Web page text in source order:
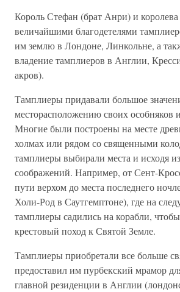
Король Стефан (брат Анри) и
величайшими благодетелями
им землю в Лондоне, Линкольне, а
владение тамплиеров в Англии,
акров).
Тамплиеры придавали большое
месторасположению своих особняков
Многие были построены на месте
холмах или рядом со священными
тамплиеры выбирали места и исходя
соображений. Например, от Сент-
пути верхом до места последнего
Холи-Род в Саутгемптоне), где на
тамплиеры садились на корабли,
крестовый поход к Святой Земле.
Тамплиеры приобретали все больше
предоставил им пурбекский мрамор
главной резиденции в Англии